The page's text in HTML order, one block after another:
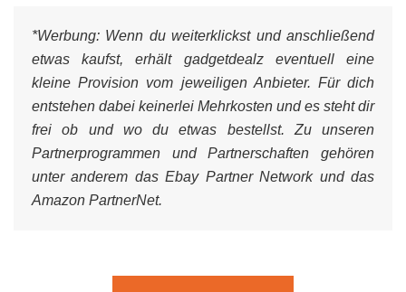
*Werbung: Wenn du weiterklickst und anschließend
etwas kaufst, erhält gadgetdealz eventuell eine
kleine Provision vom jeweiligen Anbieter. Für dich
entstehen dabei keinerlei Mehrkosten und es steht dir
frei ob und wo du etwas bestellst. Zu unseren
Partnerprogrammen und Partnerschaften gehören
unter anderem das Ebay Partner Network und das
Amazon PartnerNet.